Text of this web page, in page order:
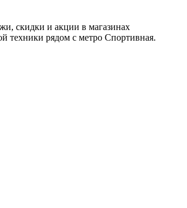
скидки и акции в магазинах
техники рядом с метро Спортивная.